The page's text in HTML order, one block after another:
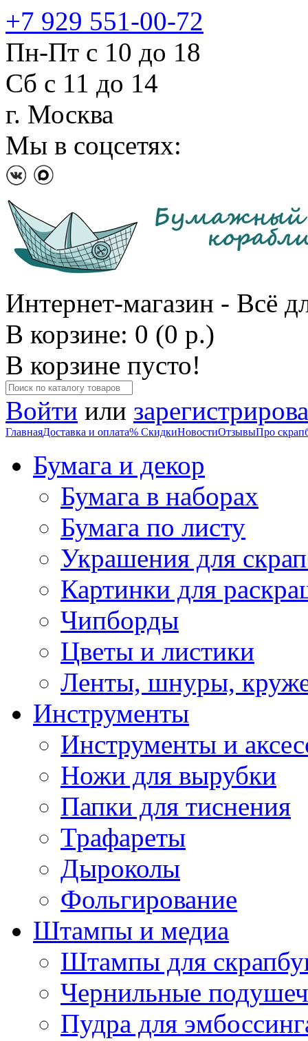
+7 929 551-00-72
Пн-Пт с 10 до 18
Сб с 11 до 14
г. Москва
Мы в соцсетях:
Интернет-магазин - Всё
В корзине: 0 (0 р.)
В корзине пусто!
Войти или
ГлавнаяДоставка и оплата% СкидкиНовостиОтзывыПро
Бумага и декор
Бумага в наборах
Бумага по листу
Украшения для
Картинки для
Чипборды
Цветы и листики
Ленты, шнуры,
Инструменты
Инструменты и
Ножи для вырубки
Папки для тиснения
Трафареты
Дыроколы
Фольгирование
Штампы и медиа
Штампы для
Чернильные
Пудра для